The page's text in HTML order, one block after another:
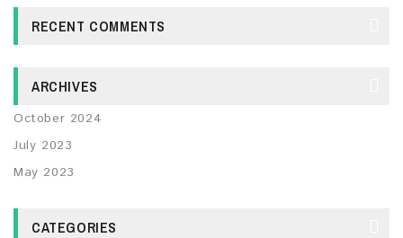
RECENT COMMENTS
ARCHIVES
October 2024
July 2023
May 2023
CATEGORIES